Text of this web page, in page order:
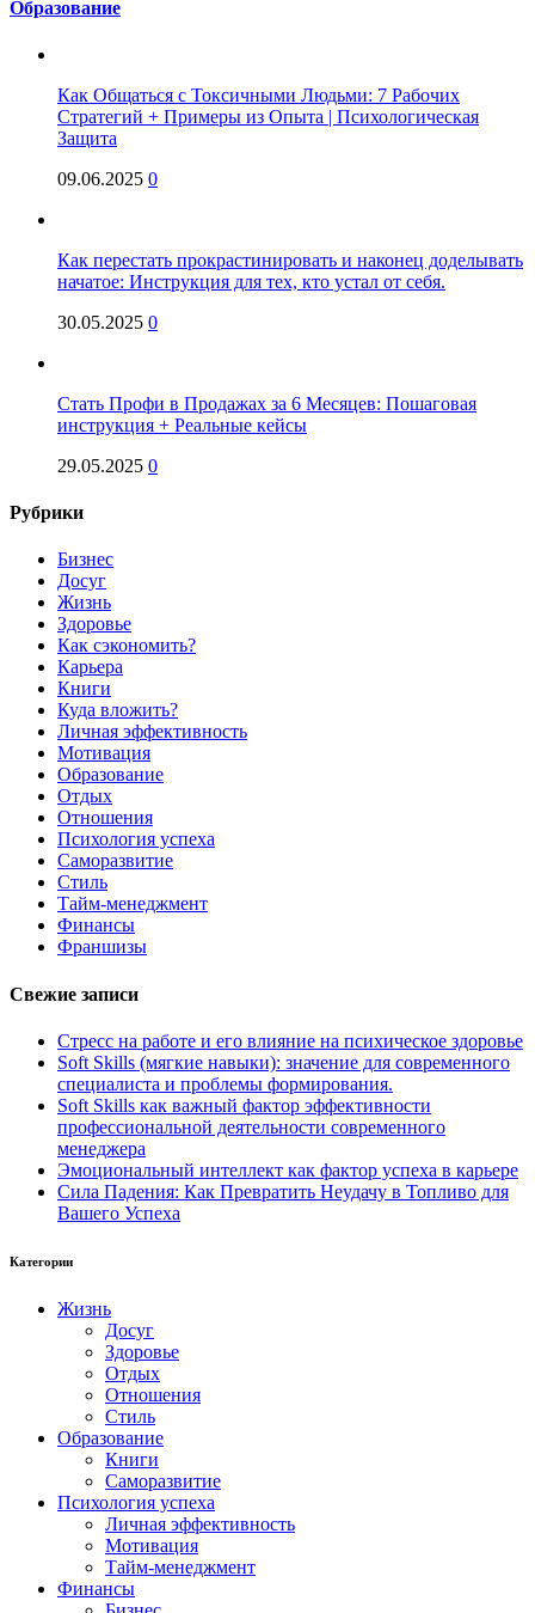
Образование
Как Общаться с Токсичными Людьми: 7 Рабочих
Стратегий + Примеры из Опыта | Психологическая
Защита
09.06.2025 0
Как перестать прокрастинировать и наконец доделывать
начатое: Инструкция для тех, кто устал от себя.
30.05.2025 0
Стать Профи в Продажах за 6 Месяцев: Пошаговая
инструкция + Реальные кейсы
29.05.2025 0
Рубрики
Бизнес
Досуг
Жизнь
Здоровье
Как сэкономить?
Карьера
Книги
Куда вложить?
Личная эффективность
Мотивация
Образование
Отдых
Отношения
Психология успеха
Саморазвитие
Стиль
Тайм-менеджмент
Финансы
Франшизы
Свежие записи
Стресс на работе и его влияние на психическое здоровье
Soft Skills (мягкие навыки): значение для современного
специалиста и проблемы формирования.
Soft Skills как важный фактор эффективности
профессиональной деятельности современного
менеджера
Эмоциональный интеллект как фактор успеха в карьере
Сила Падения: Как Превратить Неудачу в Топливо для
Вашего Успеха
Категории
Жизнь
Досуг
Здоровье
Отдых
Отношения
Стиль
Образование
Книги
Саморазвитие
Психология успеха
Личная эффективность
Мотивация
Тайм-менеджмент
Финансы